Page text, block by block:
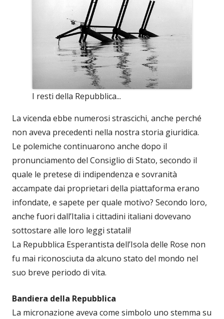
I resti della Repubblica...
La vicenda ebbe numerosi strascichi, anche perché
non aveva precedenti nella nostra storia giuridica.
Le polemiche continuarono anche dopo il
pronunciamento del Consiglio di Stato, secondo il
quale le pretese di indipendenza e sovranità
accampate dai proprietari della piattaforma erano
infondate, e sapete per quale motivo? Secondo loro,
anche fuori dall’Italia i cittadini italiani dovevano
sottostare alle loro leggi statali!
La Repubblica Esperantista dell’Isola delle Rose non
fu mai riconosciuta da alcuno stato del mondo nel
suo breve periodo di vita.
Bandiera della Repubblica
La micronazione aveva come simbolo uno stemma su